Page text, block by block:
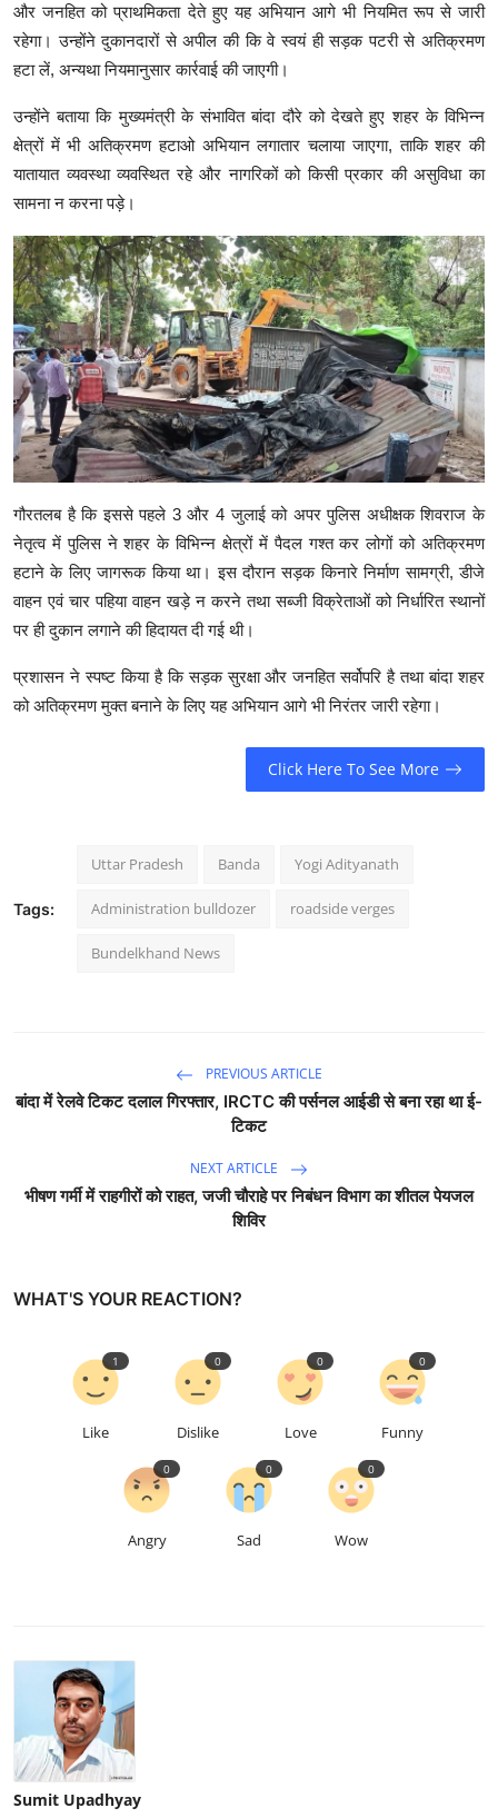
और जनहित को प्राथमिकता देते हुए यह अभियान आगे भी नियमित रूप से जारी
रहेगा। उन्होंने दुकानदारों से अपील की कि वे स्वयं ही सड़क पटरी से अतिक्रमण
हटा लें, अन्यथा नियमानुसार कार्रवाई की जाएगी।
उन्होंने बताया कि मुख्यमंत्री के संभावित बांदा दौरे को देखते हुए शहर के विभिन्न
क्षेत्रों में भी अतिक्रमण हटाओ अभियान लगातार चलाया जाएगा, ताकि शहर की
यातायात व्यवस्था व्यवस्थित रहे और नागरिकों को किसी प्रकार की असुविधा का
सामना न करना पड़े।
गौरतलब है कि इससे पहले 3 और 4 जुलाई को अपर पुलिस अधीक्षक शिवराज के
नेतृत्व में पुलिस ने शहर के विभिन्न क्षेत्रों में पैदल गश्त कर लोगों को अतिक्रमण
हटाने के लिए जागरूक किया था। इस दौरान सड़क किनारे निर्माण सामग्री, डीजे
वाहन एवं चार पहिया वाहन खड़े न करने तथा सब्जी विक्रेताओं को निर्धारित स्थानों
पर ही दुकान लगाने की हिदायत दी गई थी।
प्रशासन ने स्पष्ट किया है कि सड़क सुरक्षा और जनहित सर्वोपरि है तथा बांदा शहर
को अतिक्रमण मुक्त बनाने के लिए यह अभियान आगे भी निरंतर जारी रहेगा।
Click Here To See More
Tags:
Uttar Pradesh Banda Yogi Adityanath
Administration bulldozer roadside verges
Bundelkhand News
PREVIOUS ARTICLE
बांदा में रेलवे टिकट दलाल गिरफ्तार, IRCTC की पर्सनल आईडी से बना रहा था ई-
टिकट
NEXT ARTICLE
भीषण गर्मी में राहगीरों को राहत, जजी चौराहे पर निबंधन विभाग का शीतल पेयजल
शिविर
WHAT'S YOUR REACTION?
Like
1
Dislike
0
Love
0
Funny
0
Angry
0
Sad
0
Wow
0
Sumit Upadhyay